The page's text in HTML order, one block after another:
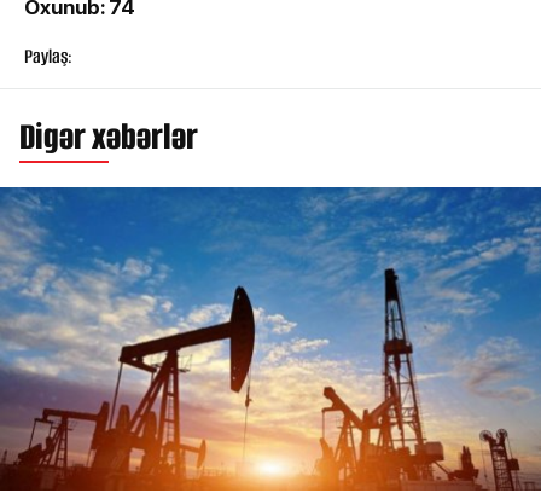
Oxunub: 74
Paylaş:
Digər xəbərlər